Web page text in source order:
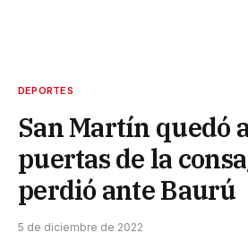
DEPORTES
San Martín quedó
puertas de la
perdió ante Baurú
5 de diciembre de 2022